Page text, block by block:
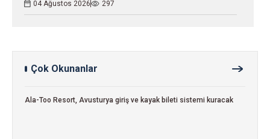
04 Ağustos 2026 297
Çok Okunanlar
Ala-Too Resort, Avusturya giriş ve kayak bileti sistemi kuracak